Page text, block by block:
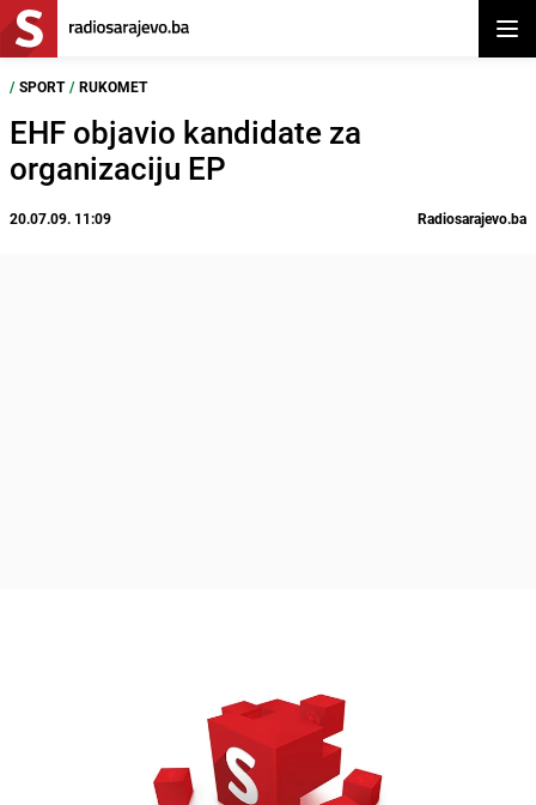
/ SPORT / RUKOMET
EHF objavio kandidate za
organizaciju EP
20.07.09. 11:09 Radiosarajevo.ba